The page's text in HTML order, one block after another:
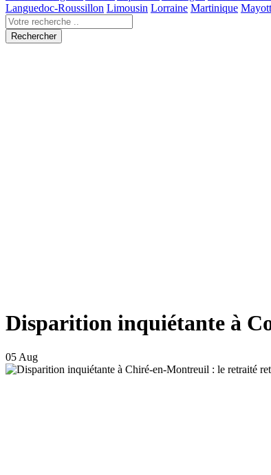
Languedoc-Roussillon Limousin Lorraine Martinique
Rechercher
Disparition inquiétante à
05 Aug